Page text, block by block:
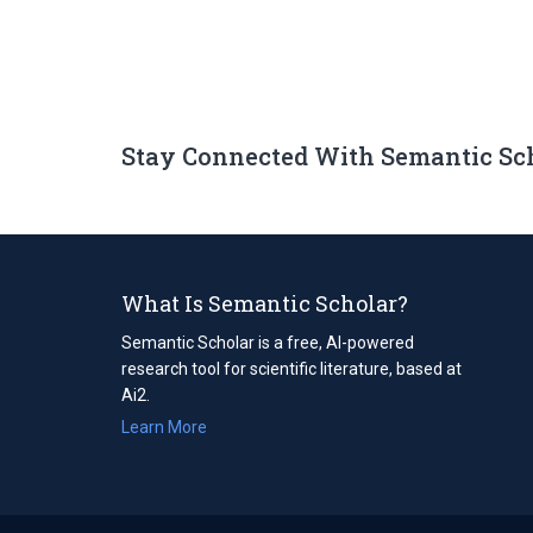
Stay Connected With Semantic
What Is Semantic Scholar?
Semantic Scholar is a free, AI-powered
research tool for scientific literature, based at
Ai2.
Learn More